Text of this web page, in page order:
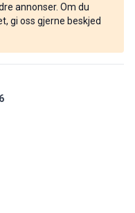
annonser. Om du
gi oss gjerne beskjed